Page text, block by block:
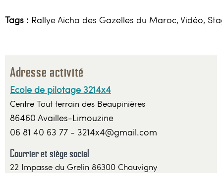
Tags : Rallye Aïcha des Gazelles du Maroc, Vidéo,
Adresse activité
Ecole de pilotage 3214x4
Centre Tout terrain des Beaupinières
86460 Availles-Limouzine
06 81 40 63 77 - 3214x4@gmail.com
Courrier et siège social
22 Impasse du Grelin 86300 Chauvigny